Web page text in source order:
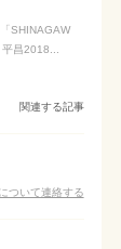
SHINAGAW
昌2018...
関連する記事
ついて連絡する